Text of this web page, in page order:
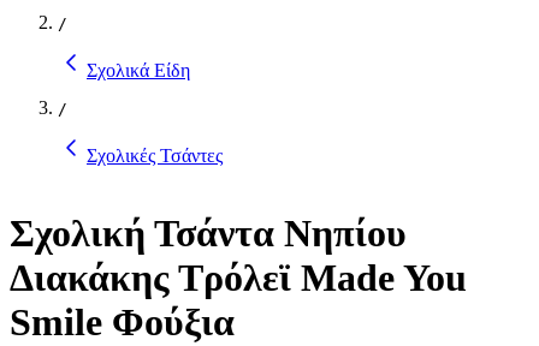
/
Σχολικά Είδη
/
Σχολικές Τσάντες
Σχολική Τσάντα Νηπίου
Διακάκης Τρόλεϊ Made You
Smile Φούξια